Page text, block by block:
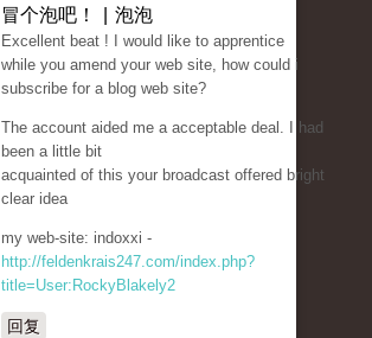
冒个泡吧！ | 泡泡
Excellent beat ! I would like to apprentice
while you amend your web site, how could i
subscribe for a blog web site?
The account aided me a acceptable deal. I had
been a little bit
acquainted of this your broadcast offered bright
clear idea
my web-site: indoxxi -
http://feldenkrais247.com/index.php?
title=User:RockyBlakely2
回复